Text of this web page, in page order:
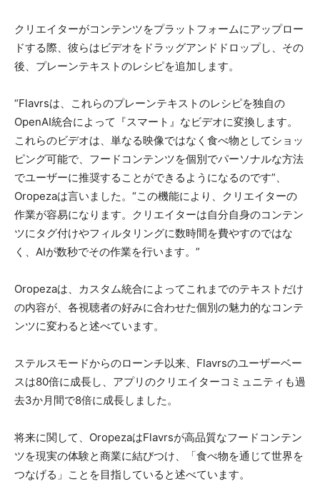
クリエイターがコンテンツをプラットフォームにアップロー
ドする際、彼らはビデオをドラッグアンドドロップし、その
後、プレーンテキストのレシピを追加します。
“Flavrsは、これらのプレーンテキストのレシピを独自の
OpenAI統合によって『スマート』なビデオに変換します。
これらのビデオは、単なる映像ではなく食べ物としてショッ
ピング可能で、フードコンテンツを個別でパーソナルな方法
でユーザーに推奨することができるようになるのです”、
Oropezaは言いました。“この機能により、クリエイターの
作業が容易になります。クリエイターは自分自身のコンテン
ツにタグ付けやフィルタリングに数時間を費やすのではな
く、AIが数秒でその作業を行います。”
Oropezaは、カスタム統合によってこれまでのテキストだけ
の内容が、各視聴者の好みに合わせた個別の魅力的なコンテ
ンツに変わると述べています。
ステルスモードからのローンチ以来、Flavrsのユーザーベー
スは80倍に成長し、アプリのクリエイターコミュニティも過
去3か月間で8倍に成長しました。
将来に関して、OropezaはFlavrsが高品質なフードコンテン
ツを現実の体験と商業に結びつけ、「食べ物を通じて世界を
つなげる」ことを目指していると述べています。